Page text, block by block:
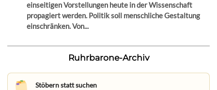
einseitigen Vorstellungen heute in der Wissenschaft
propagiert werden. Politik soll menschliche Gestaltung
einschränken. Von...
Ruhrbarone-Archiv
Stöbern statt suchen